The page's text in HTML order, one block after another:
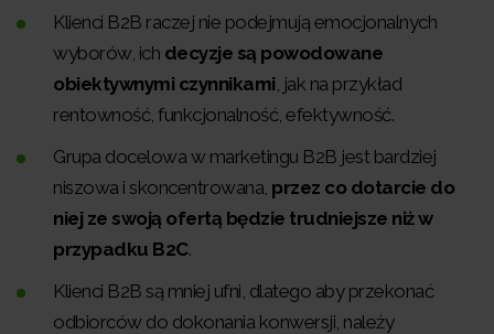
Klienci B2B raczej nie podejmują emocjonalnych
wyborów, ich decyzje są powodowane
obiektywnymi czynnikami , jak na przykład
rentowność, funkcjonalność, efektywność.
Grupa docelowa w marketingu B2B jest bardziej
niszowa i skoncentrowana, przez co dotarcie do
niej ze swoją ofertą będzie trudniejsze niż w
przypadku B2C.
Klienci B2B są mniej ufni, dlatego aby przekonać
odbiorców do dokonania konwersji, należy